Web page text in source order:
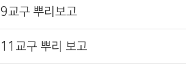
9교구 뿌리보고
11교구 뿌리 보고